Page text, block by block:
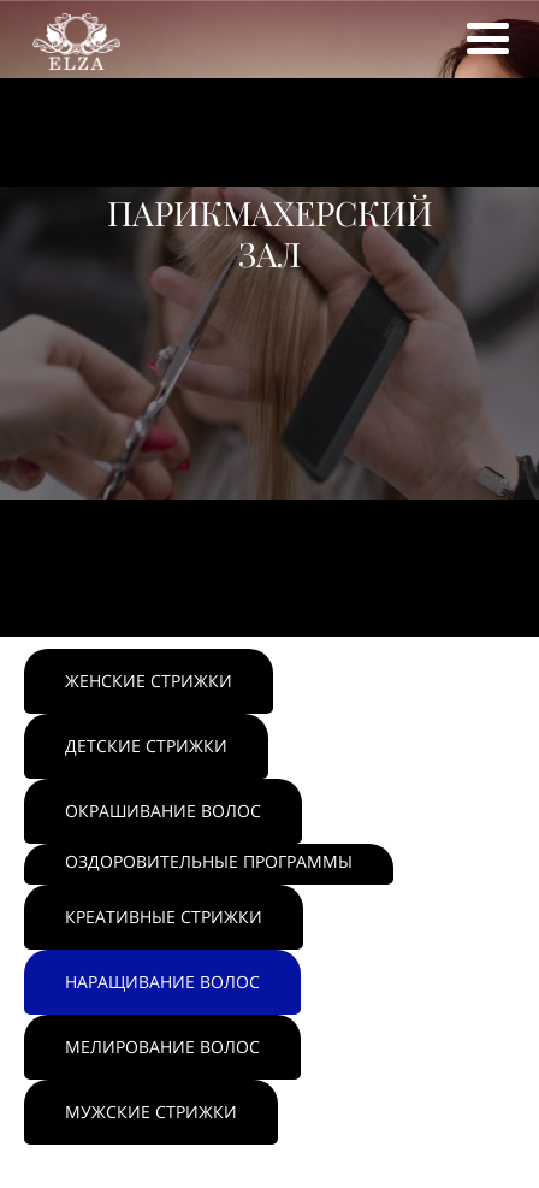
ПАРИКМАХЕРСКИЙ
ЗАЛ
ЖЕНСКИЕ СТРИЖКИ
ДЕТСКИЕ СТРИЖКИ
ОКРАШИВАНИЕ ВОЛОС
ОЗДОРОВИТЕЛЬНЫЕ ПРОГРАММЫ
КРЕАТИВНЫЕ СТРИЖКИ
НАРАЩИВАНИЕ ВОЛОС
МЕЛИРОВАНИЕ ВОЛОС
МУЖСКИЕ СТРИЖКИ